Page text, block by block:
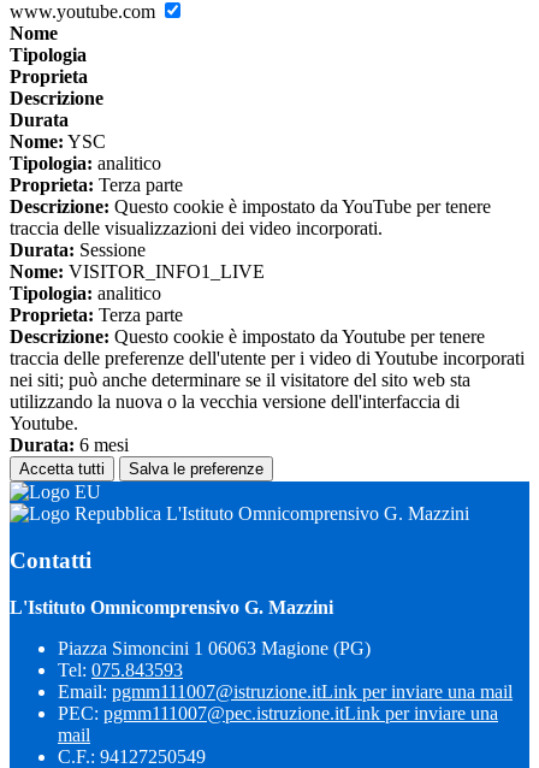
www.youtube.com
Nome
Tipologia
Proprieta
Descrizione
Durata
Nome: YSC
Tipologia: analitico
Proprieta: Terza parte
Descrizione: Questo cookie è impostato da YouTube per tenere
traccia delle visualizzazioni dei video incorporati.
Durata: Sessione
Nome: VISITOR_INFO1_LIVE
Tipologia: analitico
Proprieta: Terza parte
Descrizione: Questo cookie è impostato da Youtube per tenere
traccia delle preferenze dell'utente per i video di Youtube incorporati
nei siti; può anche determinare se il visitatore del sito web sta
utilizzando la nuova o la vecchia versione dell'interfaccia di
Youtube.
Durata: 6 mesi
Accetta tutti Salva le preferenze
L'Istituto Omnicomprensivo G. Mazzini
Contatti
L'Istituto Omnicomprensivo G. Mazzini
Piazza Simoncini 1 06063 Magione (PG)
Tel: 075.843593
Email: pgmm111007@istruzione.itLink per inviare una mail
PEC: pgmm111007@pec.istruzione.itLink per inviare una
mail
C.F.: 94127250549